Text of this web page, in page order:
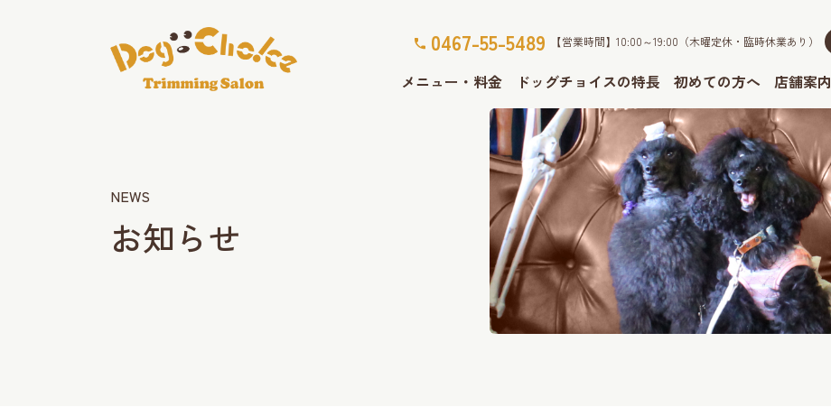
0467-55-5489 【営業時間】10:00～19:00（木曜定休・臨時休業あり）
メニュー・料金 ドッグチョイスの特長 初めての方へ 店舗案内
NEWS
お知らせ